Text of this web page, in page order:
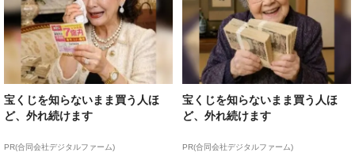
宝くじを知らないまま買う人ほ
ど、外れ続けます
PR(合同会社デジタルファーム)
宝くじを知らないまま買う人ほ
ど、外れ続けます
PR(合同会社デジタルファーム)